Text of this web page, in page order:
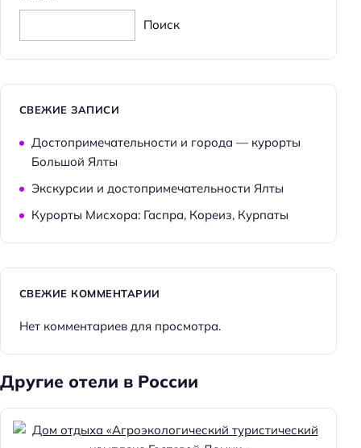
Поиск
СВЕЖИЕ ЗАПИСИ
Достопримечательности и города — курорты
Большой Ялты
Экскурсии и достопримечательности Ялты
Курорты Мисхора: Гаспра, Кореиз, Курпаты
СВЕЖИЕ КОММЕНТАРИИ
Нет комментариев для просмотра.
Другие отели в России